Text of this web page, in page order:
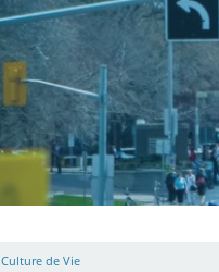
Culture de Vie